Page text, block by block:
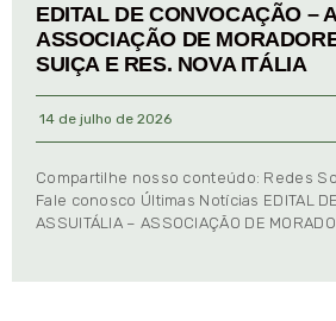
EDITAL DE CONVOCAÇÃO –
ASSOCIAÇÃO DE
SUIÇA E RES. NOVA ITÁLIA
14 de julho de 2026
Compartilhe nosso conteúdo: Redes
Fale conosco Últimas Notícias EDITAL
ASSUITÁLIA – ASSOCIAÇÃO DE